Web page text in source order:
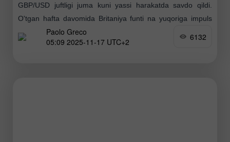
GBP/USD juftligi juma kuni yassi harakatda savdo qildi.
O'tgan hafta davomida Britaniya funti na yuqoriga impuls
yaratdi, na yangi pasayishni boshladi. Makroiqtisodiy fon
funtni qo'llab-quvvatlamadi, biroq u ham sezilarli pasayish
Paolo Greco
05:09 2025-11-17 UTC+2
6132